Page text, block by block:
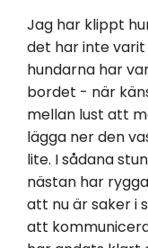
Jag har klippt
det har inte varit
hundarna har
bordet - när
mellan lust att
lägga ner den
lite. I sådana
nästan har
att nu är saker i
att